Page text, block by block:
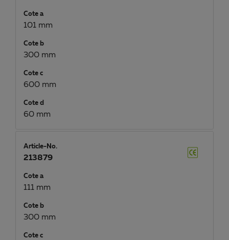
Cote a
101 mm
Cote b
300 mm
Cote c
600 mm
Cote d
60 mm
Article-No.
213879
Cote a
111 mm
Cote b
300 mm
Cote c